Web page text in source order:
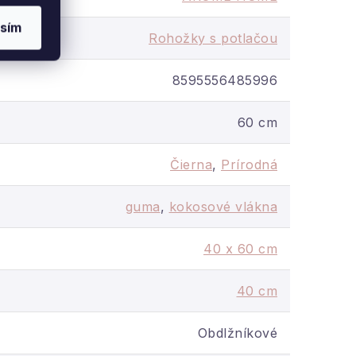
Rohožky s potlačou
8595556485996
60 cm
Čierna, Prírodná
guma, kokosové vlákna
40 x 60 cm
40 cm
Obdlžníkové